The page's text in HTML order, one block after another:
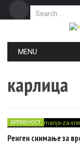
Search for:
MENU
карлица
БРЕМЕНОСТ
Ренген снимање за